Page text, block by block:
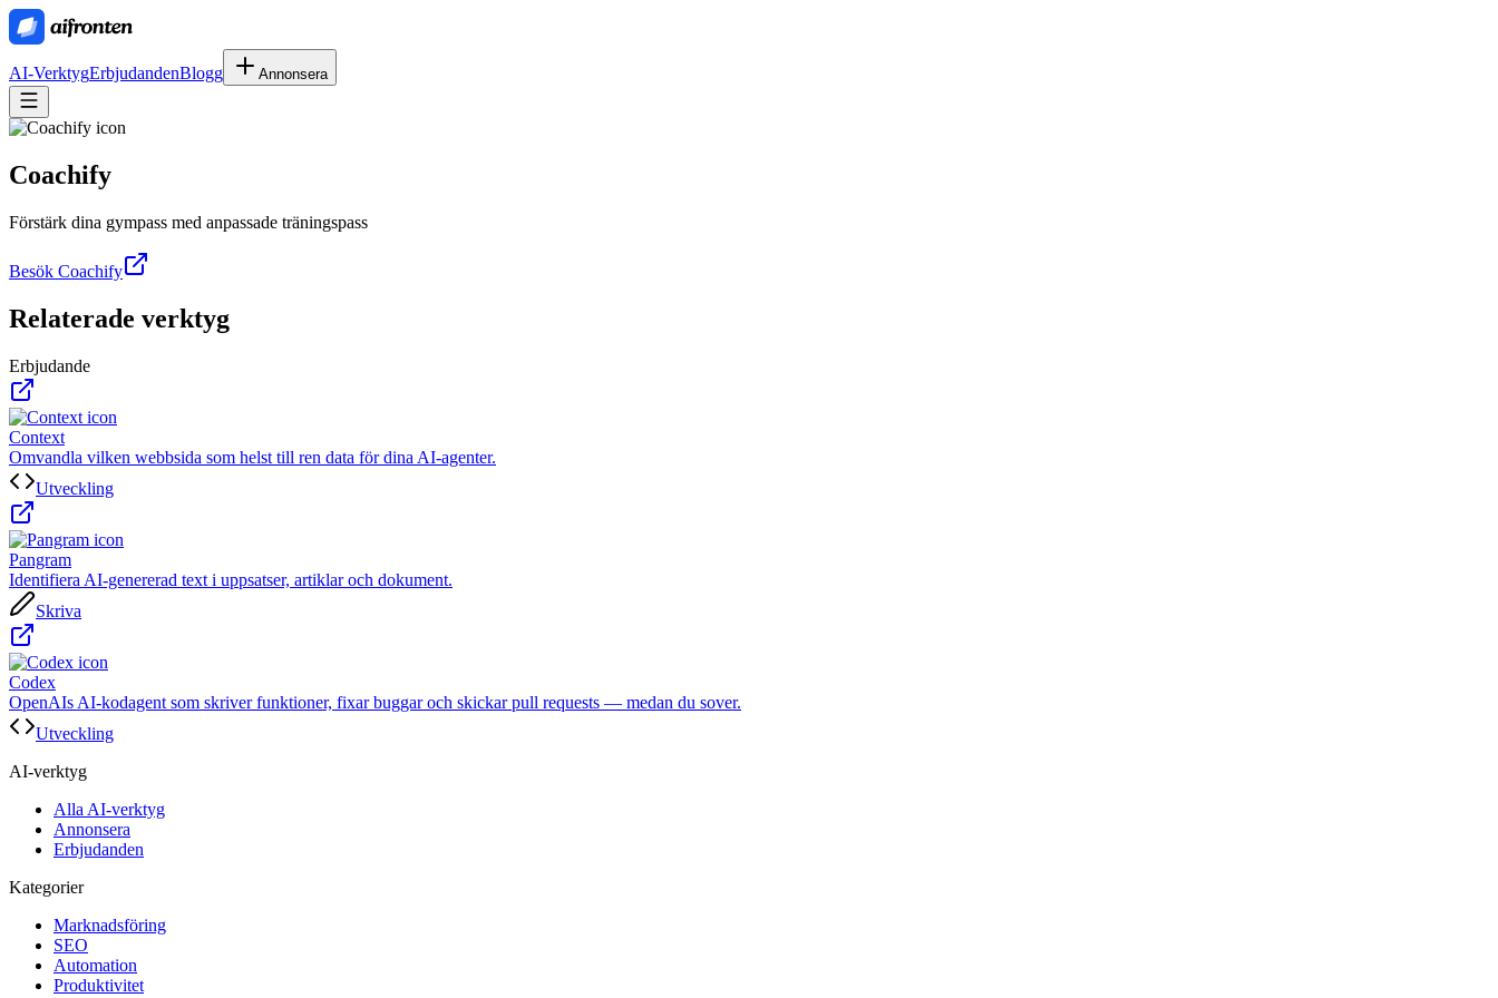
AI-VerktygErbjudandenBlogg Annonsera
Coachify
Förstärk dina gympass med anpassade träningspass
Besök Coachify
Relaterade verktyg
Erbjudande
Context
Omvandla vilken webbsida som helst till ren data för dina AI-agenter.
Utveckling
Pangram
Identifiera AI-genererad text i uppsatser, artiklar och dokument.
Skriva
Codex
OpenAIs AI-kodagent som skriver funktioner, fixar buggar och skickar pull requests — medan du sover.
Utveckling
AI-verktyg
Alla AI-verktyg
Annonsera
Erbjudanden
Kategorier
Marknadsföring
SEO
Automation
Produktivitet